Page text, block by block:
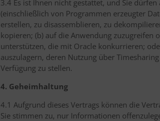
3.4 Es ist Ihnen nicht gestattet, und Sie
(einschließlich von Programmen erzeugter
erstellen, zu disassemblieren, zu
kopieren; (b) auf die Anwendung zuzugreifen
unterstützen, die mit Oracle konkurrieren;
auszulagern, deren Nutzung über
Verfügung zu stellen.
4. Geheimhaltung
4.1 Aufgrund dieses Vertrags können die
Sie stimmen zu, nur Informationen